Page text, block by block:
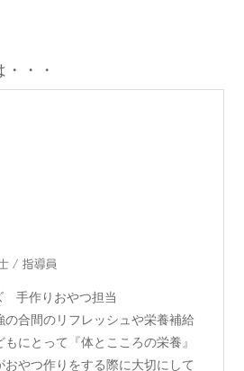
・・
手作りおやつ担当
の合間のリフレッシュや栄養補給
にとって『体とこころの栄養』
おやつ作りをする際に大切にして